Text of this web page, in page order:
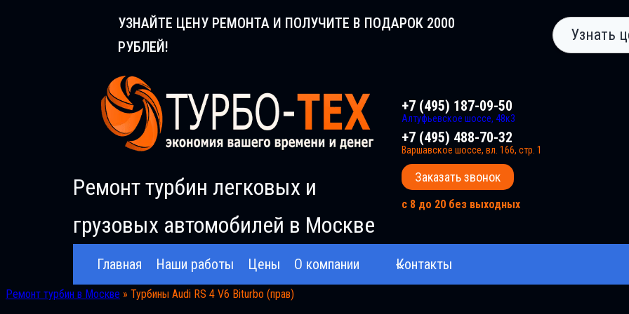
УЗНАЙТЕ ЦЕНУ РЕМОНТА И ПОЛУЧИТЕ В ПОДАРОК 2000
РУБЛЕЙ!
Узнать
Ремонт турбин легковых и
грузовых автомобилей в Москве
+7 (495) 187-09-50
Алтуфьевское шоссе, 48к3
+7 (495) 488-70-32
Варшавское шоссе, вл. 166, стр. 1
Заказать звонок
с 8 до 20 без выходных
Главная Наши работы Цены О компании Контакты
Ремонт турбин в Москве » Турбины Audi RS 4 V6 Biturbo (прав)